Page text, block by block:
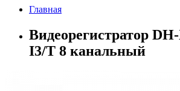
Главная
Видеорегистратор
I3/T 8 канальный